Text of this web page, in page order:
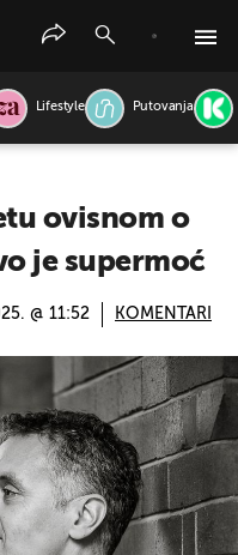
Lifestyle Putovanja
ovisnom o
je supermoć
@ 11:52 KOMENTARI